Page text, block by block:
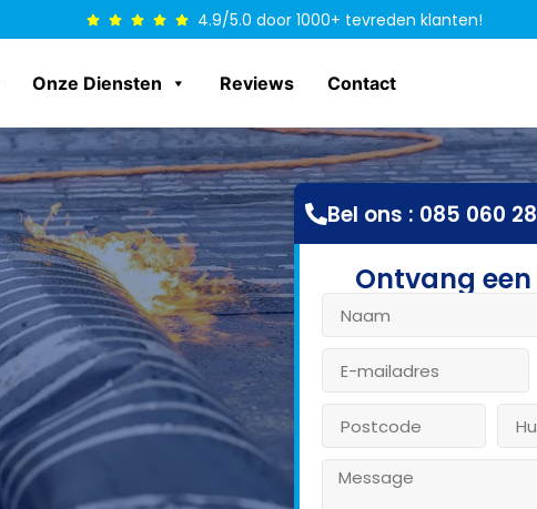
4.9/5.0 door 1000+ tevreden klanten!
Onze Diensten Reviews Contact
Bel ons : 085 060
Ontvang